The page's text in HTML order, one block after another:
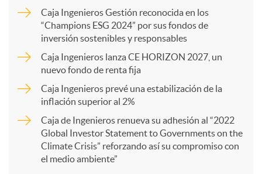
r
Caja Ingenieros Gestión reconocida en los
“Champions ESG 2024” por sus fondos de
inversión sostenibles y responsables
Caja Ingenieros lanza CE HORIZON 2027, un
nuevo fondo de renta fija
Caja Ingenieros prevé una estabilización de la
inflación superior al 2%
Caja de Ingenieros renueva su adhesión al “2022
Global Investor Statement to Governments on the
Climate Crisis” reforzando así su compromiso con
el medio ambiente”